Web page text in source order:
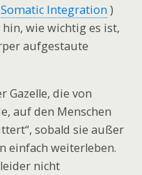
Integration )
wie wichtig es ist,
aufgestaute
Gazelle, die von
auf den Menschen
sobald sie außer
einfach weiterleben.
nicht